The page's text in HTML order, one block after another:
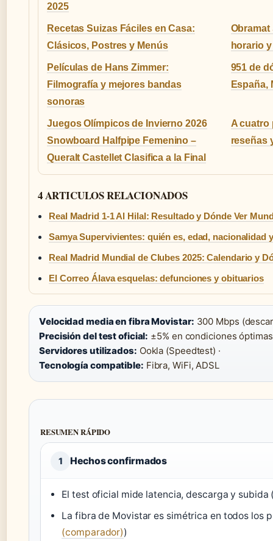
2025
Recetas Suizas Fáciles en Casa:
Clásicos, Postres y Menús
horario
Películas de Hans Zimmer:
Filmografía y mejores bandas
sonoras
951 de
España,
Juegos Olímpicos de Invierno 2026
Snowboard Halfpipe Femenino –
Queralt Castellet Clasifica a la Final
A cuatro
reseñas
4 ARTICULOS RELACIONADOS
Real Madrid 1-1 Al Hilal: Resultado y Dónde Ver
Samya Supervivientes: quién es, edad, nacionalidad
Real Madrid Mundial de Clubes 2025: Calendario y
El Correo Álava esquelas: defunciones y obituarios
Velocidad media en fibra Movistar: 300 Mbps
Precisión del test oficial: ±5% en condiciones óptimas
Servidores utilizados: Ookla (Speedtest) ·
Tecnología compatible: Fibra, WiFi, ADSL
RESUMEN RÁPIDO
1 Hechos confirmados
El test oficial mide latencia, descarga y subida
La fibra de Movistar es simétrica en todos los
(comparador))